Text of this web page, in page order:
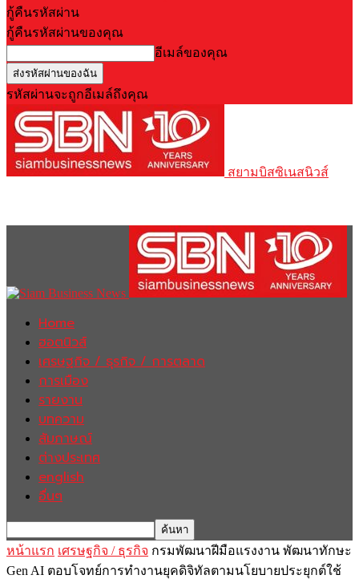
กู้คืนรหัสผ่าน
กู้คืนรหัสผ่านของคุณ
อีเมล์ของคุณ
รหัสผ่านจะถูกอีเมล์ถึงคุณ
สยามบิสซิเนสนิวส์
Home
ฮอตนิวส์
เศรษฐกิจ / ธุรกิจ / การตลาด
การเมือง
รายงาน
บทความ
สัมภาษณ์
ต่างประเทศ
english
อื่นๆ
หน้าแรก เศรษฐกิจ / ธุรกิจ กรมพัฒนาฝีมือแรงงาน พัฒนาทักษะ
Gen AI ตอบโจทย์การทำงานยุคดิจิทัลตามนโยบายประยุกต์ใช้